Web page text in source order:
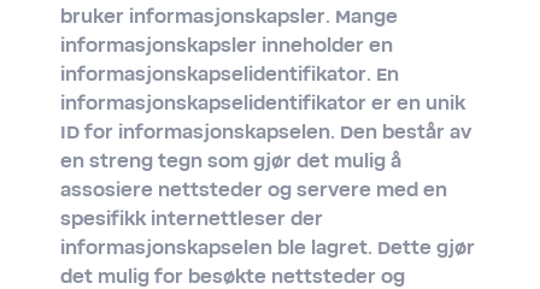
OM BWT
KONTAKT
bruker informasjonskapsler. Mange
informasjonskapsler inneholder en
informasjonskapselidentifikator. En
informasjonskapselidentifikator er en unik
ID for informasjonskapselen. Den består av
en streng tegn som gjør det mulig å
assosiere nettsteder og servere med en
spesifikk internettleser der
informasjonskapselen ble lagret. Dette gjør
det mulig for besøkte nettsteder og